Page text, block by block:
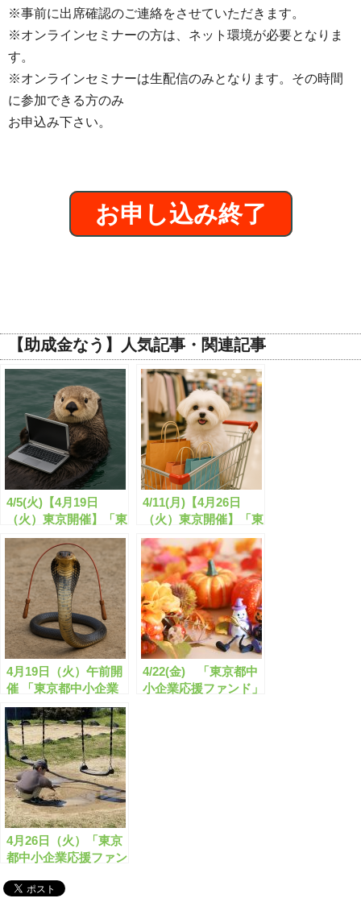
※事前に出席確認のご連絡をさせていただきます。
※オンラインセミナーの方は、ネット環境が必要となりま
す。
※オンラインセミナーは生配信のみとなります。その時間
に参加できる方のみ
お申込み下さい。
お申し込み終了
【助成金なう】人気記事・関連記事
4/5(火)【4月19日
（火）東京開催】「東
京都中小企業応援ファ
ンド」 セミナー のお
知らせ
4/11(月)【4月26日
（火）東京開催】「東
京都中小企業応援ファ
ンド」 セミナー のお
知らせ
4月19日（火）午前開
催 「東京都中小企業
応援ファンド」 セミ
ナー (東京開催)
4/22(金) 「東京都中
小企業応援ファンド」
4月26日（火）「東京
都中小企業応援ファン